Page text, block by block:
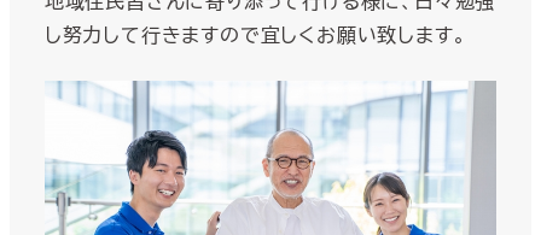
し努力して行きますので宜しくお願い致します。